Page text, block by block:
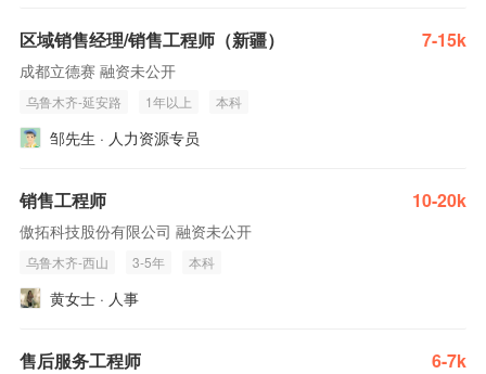
区域销售经理/销售工程师（新疆） 7-15k
成都立德赛 融资未公开
乌鲁木齐-延安路 1年以上 本科
邹先生 · 人力资源专员
销售工程师 10-20k
傲拓科技股份有限公司 融资未公开
乌鲁木齐-西山 3-5年 本科
黄女士 · 人事
售后服务工程师 6-7k